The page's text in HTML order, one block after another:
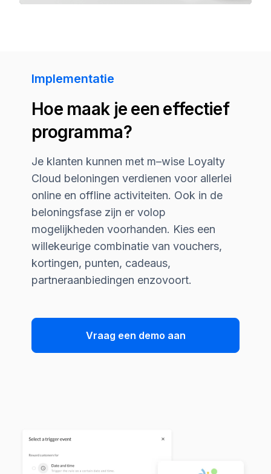
Implementatie
Hoe maak je een effectief
programma?
Je klanten kunnen met m–wise Loyalty
Cloud beloningen verdienen voor allerlei
online en offline activiteiten. Ook in de
beloningsfase zijn er volop
mogelijkheden voorhanden. Kies een
willekeurige combinatie van vouchers,
kortingen, punten, cadeaus,
partneraanbiedingen enzovoort.
Vraag een demo aan